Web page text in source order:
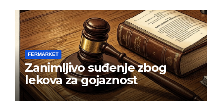
FERMARKET
Zanimljivo suđenje zbog
lekova za gojaznost